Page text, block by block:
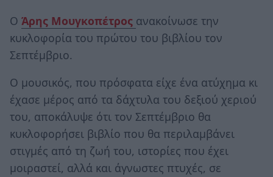
Ο Άρης Μουγκοπέτρος ανακοίνωσε την
κυκλοφορία του πρώτου του βιβλίου τον
Σεπτέμβριο.
Ο μουσικός, που πρόσφατα είχε ένα ατύχημα κι
έχασε μέρος από τα δάχτυλα του δεξιού χεριού
του, αποκάλυψε ότι τον Σεπτέμβριο θα
κυκλοφορήσει βιβλίο που θα περιλαμβάνει
στιγμές από τη ζωή του, ιστορίες που έχει
μοιραστεί, αλλά και άγνωστες πτυχές, σε